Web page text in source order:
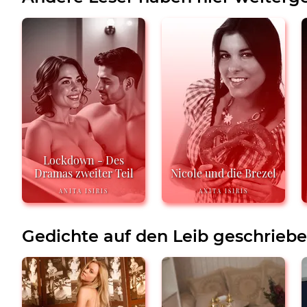
Lockdown - Des
Dramas zweiter Teil
ANITA ISIRIS
Nicole und die Brezel
ANITA ISIRIS
Gedichte auf den Leib